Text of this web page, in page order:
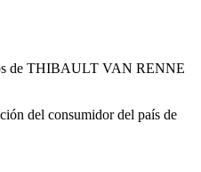
de THIBAULT VAN RENNE
del consumidor del país de